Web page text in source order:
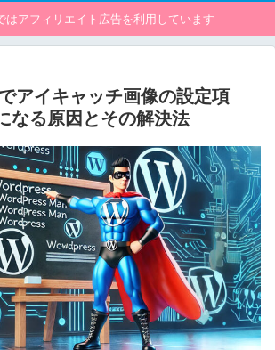
はアフィリエイト広告を利用しています
アイキャッチ画像の設定項
なる原因とその解決法